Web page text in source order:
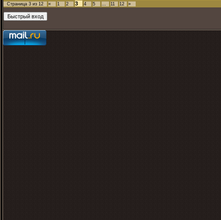
Страница 3 из 12 « 1 2 3 4 5 … 11 12 »